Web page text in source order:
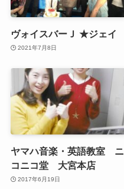
ヴォイスバーＪ ★ジェイ
2021年7月8日
ヤマハ音楽・英語教室 ニ
コニコ堂 大宮本店
2017年6月19日